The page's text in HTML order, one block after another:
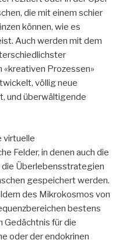
die mit einem schier
können, wie es
Auch werden mit dem
«kreativen Prozessen»
völlig neue
und überwältigende
virtuelle
Felder, in denen auch die
Überlebensstrategien
gespeichert werden.
des Mikrokosmos von
bestens
Gedächtnis für die
oder der endokrinen